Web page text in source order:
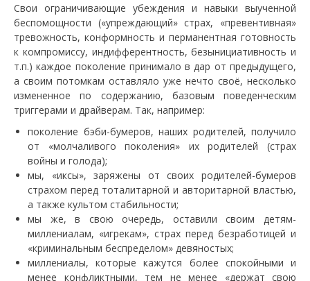
Свои ограничивающие убеждения и навыки выученной
беспомощности («упреждающий» страх, «превентивная»
тревожность, конформность и перманентная готовность
к компромиссу, индифферентность, безынициативность и
т.п.) каждое поколение принимало в дар от предыдущего,
а своим потомкам оставляло уже нечто своё, несколько
измененное по содержанию, базовым поведенческим
триггерами и драйверам. Так, например:
поколение бэби-бумеров, наших родителей, получило
от «молчаливого поколения» их родителей (страх
войны и голода);
мы, «иксы», заряжены от своих родителей-бумеров
страхом перед тоталитарной и авторитарной властью,
а также культом стабильности;
мы же, в свою очередь, оставили своим детям-
миллениалам, «игрекам», страх перед безработицей и
«криминальным беспределом» девяностых;
миллениалы, которые кажутся более спокойными и
менее конфликтными, тем не менее «держат свою